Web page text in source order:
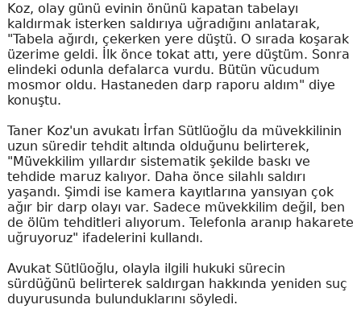
Koz, olay günü evinin önünü kapatan tabelayı
kaldırmak isterken saldırıya uğradığını anlatarak,
"Tabela ağırdı, çekerken yere düştü. O sırada koşarak
üzerime geldi. İlk önce tokat attı, yere düştüm. Sonra
elindeki odunla defalarca vurdu. Bütün vücudum
mosmor oldu. Hastaneden darp raporu aldım" diye
konuştu.
Taner Koz'un avukatı İrfan Sütlüoğlu da müvekkilinin
uzun süredir tehdit altında olduğunu belirterek,
"Müvekkilim yıllardır sistematik şekilde baskı ve
tehdide maruz kalıyor. Daha önce silahlı saldırı
yaşandı. Şimdi ise kamera kayıtlarına yansıyan çok
ağır bir darp olayı var. Sadece müvekkilim değil, ben
de ölüm tehditleri alıyorum. Telefonla aranıp hakarete
uğruyoruz" ifadelerini kullandı.
Avukat Sütlüoğlu, olayla ilgili hukuki sürecin
sürdüğünü belirterek saldırgan hakkında yeniden suç
duyurusunda bulunduklarını söyledi.